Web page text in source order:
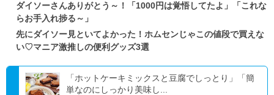
ダイソーさんありがとう～！「1000円は覚悟してたよ」「これな
らお手入れ捗る～」
先にダイソー見といてよかった！ホムセンじゃこの値段で買えな
い♡マニア激推しの便利グッズ3選
「ホットケーキミックスと豆腐でしっとり」「簡
単なのにしっかり美味し...